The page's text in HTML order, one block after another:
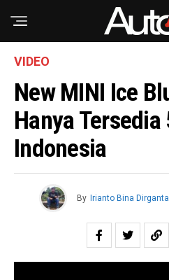
VIDEO
New MINI Ice
Hanya Tersedia
Indonesia
By Irianto Bina